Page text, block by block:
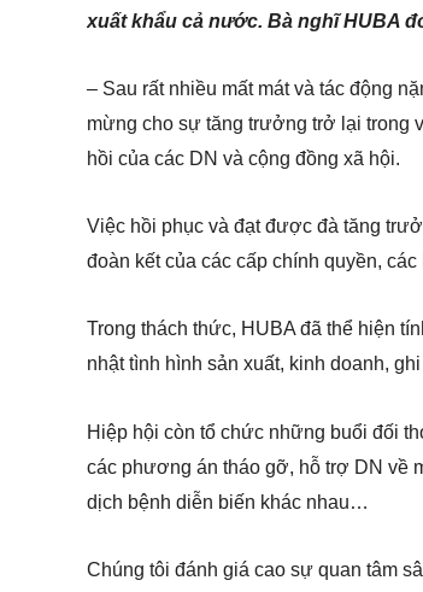
xuất khẩu cả nước. Bà nghĩ HUBA
– Sau rất nhiều mất mát và tác động
mừng cho sự tăng trưởng trở lại trong
hồi của các DN và cộng đồng xã hội.
Việc hồi phục và đạt được đà tăng
đoàn kết của các cấp chính quyền,
Trong thách thức, HUBA đã thể hiện
nhật tình hình sản xuất, kinh doanh,
Hiệp hội còn tổ chức những buổi đối
các phương án tháo gỡ, hỗ trợ DN về
dịch bệnh diễn biến khác nhau…
Chúng tôi đánh giá cao sự quan tâm